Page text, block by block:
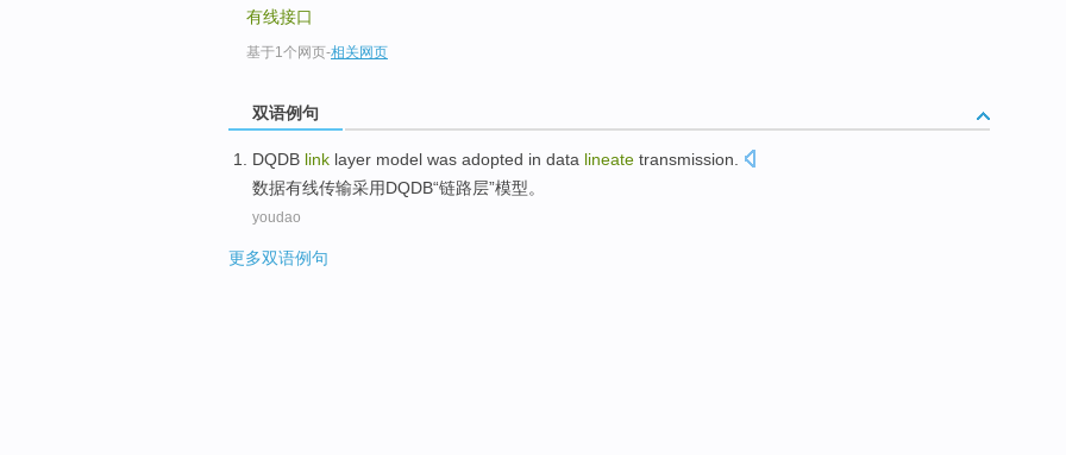
有线接口
基于1个网页-相关网页
双语例句
DQDB link layer model was adopted in data lineate transmission.
数据有线传输采用DQDB“链路层”模型。
youdao
更多双语例句